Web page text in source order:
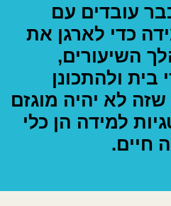
עובדים עם
כדי לארגן את
השיעורים,
בית ולהתכונן
שזה לא יהיה מוגזם
למידה הן כלי
חיים.